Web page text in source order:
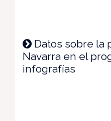
Datos sobre la
Navarra en el
infografías